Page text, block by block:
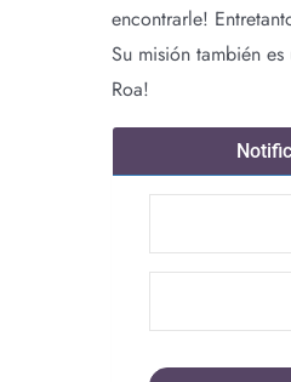
encontrarle!
Su misión también
Roa!